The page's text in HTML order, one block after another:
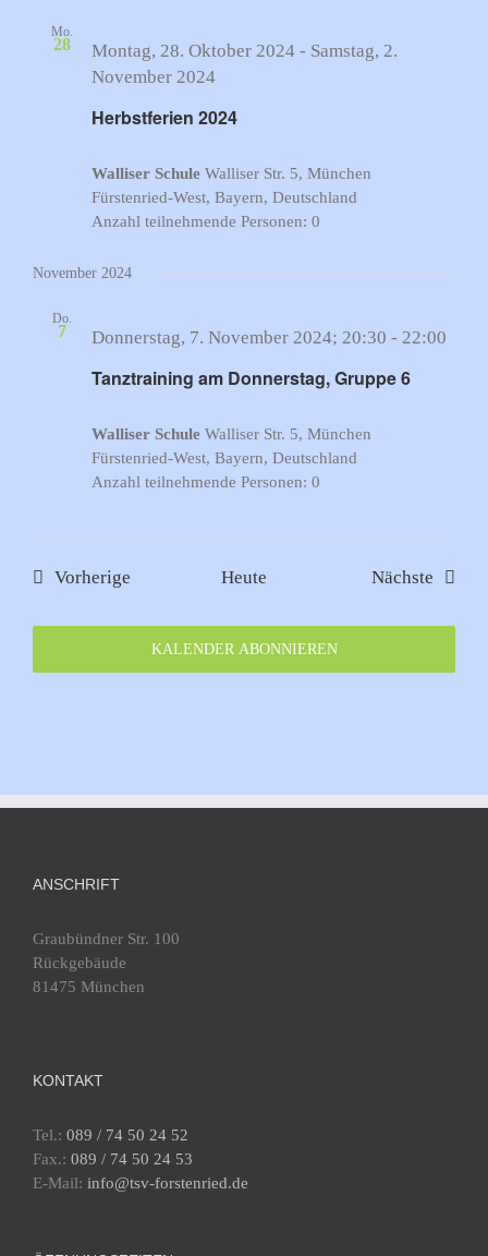
Mo.
28
Herbstferien 2024
Montag, 28. Oktober 2024 - Samstag, 2.
November 2024
Walliser Schule Walliser Str. 5, München
Fürstenried-West, Bayern, Deutschland
Anzahl teilnehmende Personen: 0
November 2024
Do.
7
Tanztraining am Donnerstag, Gruppe 6
Donnerstag, 7. November 2024; 20:30 - 22:00
Walliser Schule Walliser Str. 5, München
Fürstenried-West, Bayern, Deutschland
Anzahl teilnehmende Personen: 0
VorherigeVeranstaltungen
Heute Nächste
KALENDER ABONNIEREN
ANSCHRIFT
Graubündner Str. 100
Rückgebäude
81475 München
KONTAKT
Tel.: 089 / 74 50 24 52
Fax.: 089 / 74 50 24 53
E-Mail: info@tsv-forstenried.de